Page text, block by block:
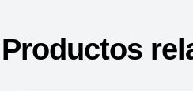
Productos